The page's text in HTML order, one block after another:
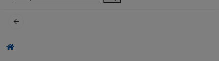
por: